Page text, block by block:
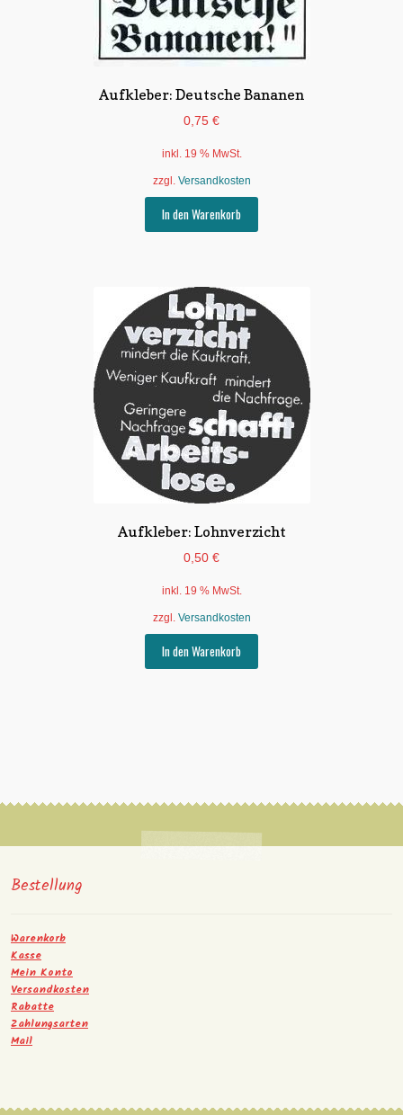
Aufkleber: Deutsche Bananen
0,75 €
inkl. 19 % MwSt.
zzgl. Versandkosten
In den Warenkorb
Aufkleber: Lohnverzicht
0,50 €
inkl. 19 % MwSt.
zzgl. Versandkosten
In den Warenkorb
Bestellung
Warenkorb
Kasse
Mein Konto
Versandkosten
Rabatte
Zahlungsarten
Mail